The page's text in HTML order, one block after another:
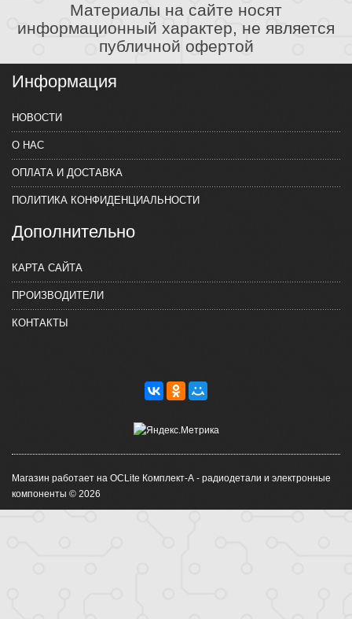
Материалы на сайте носят
информационный характер, не является
публичной офертой
Информация
НОВОСТИ
О НАС
ОПЛАТА И ДОСТАВКА
ПОЛИТИКА КОНФИДЕНЦИАЛЬНОСТИ
Дополнительно
КАРТА САЙТА
ПРОИЗВОДИТЕЛИ
КОНТАКТЫ
Магазин работает на OCLite Комплект-А - радиодетали и электронные
компоненты © 2026